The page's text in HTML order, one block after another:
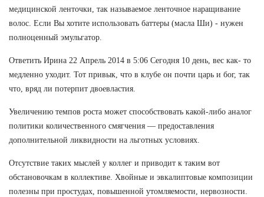
медицинской ленточки, так называемое ленточное наращивание
волос. Если Вы хотите использовать баттеры (масла Ши) - нужен
полноценный эмульгатор.
Ответить Ирина 22 Апрель 2014 в 5:06 Сегодня 10 день, вес как- то
медленно уходит. Тот привык, что в клубе он почти царь и бог, так
что, вряд ли потерпит двоевластия.
Увеличению темпов роста может способствовать какой-либо аналог
политики количественного смягчения — предоставления
дополнительной ликвидности на льготных условиях.
Отсутствие таких мыслей у коллег и приводит к таким вот
обстановочкам в коллективе. Хвойные и эвкалиптовые композиции
полезны при простудах, повышенной утомляемости, нервозности.